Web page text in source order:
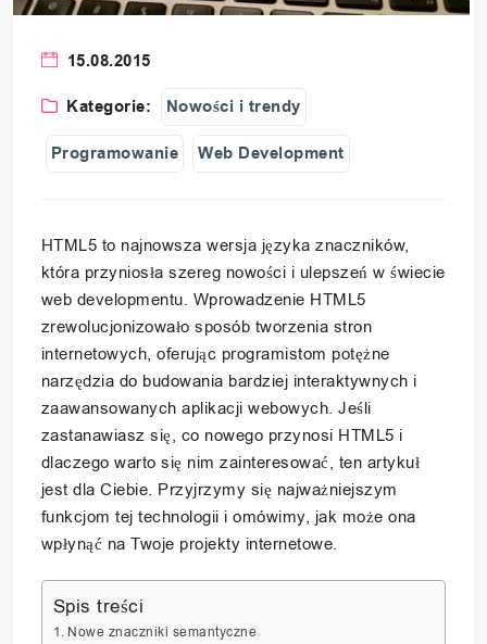
15.08.2015
Kategorie:
Nowości i trendy
Programowanie Web Development
HTML5 to najnowsza wersja języka znaczników,
która przyniosła szereg nowości i ulepszeń w świecie
web developmentu. Wprowadzenie HTML5
zrewolucjonizowało sposób tworzenia stron
internetowych, oferując programistom potężne
narzędzia do budowania bardziej interaktywnych i
zaawansowanych aplikacji webowych. Jeśli
zastanawiasz się, co nowego przynosi HTML5 i
dlaczego warto się nim zainteresować, ten artykuł
jest dla Ciebie. Przyjrzymy się najważniejszym
funkcjom tej technologii i omówimy, jak może ona
wpłynąć na Twoje projekty internetowe.
Spis treści
Nowe znaczniki semantyczne